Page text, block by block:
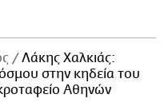
Λάκης Χαλκιάς:
στην κηδεία του
Αθηνών